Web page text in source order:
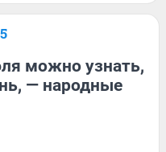
можно узнать,
— народные